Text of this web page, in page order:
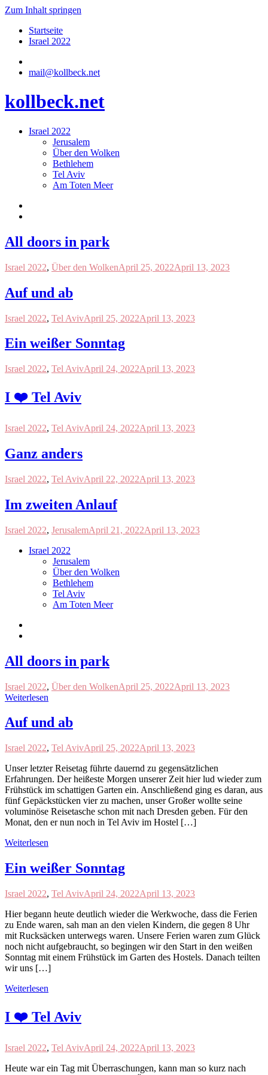
Zum Inhalt springen
Startseite
Israel 2022
mail@kollbeck.net
kollbeck.net
Israel 2022
Jerusalem
Über den Wolken
Bethlehem
Tel Aviv
Am Toten Meer
All doors in park
Israel 2022, Über den WolkenApril 25, 2022April 13, 2023
Auf und ab
Israel 2022, Tel AvivApril 25, 2022April 13, 2023
Ein weißer Sonntag
Israel 2022, Tel AvivApril 24, 2022April 13, 2023
I ❤️ Tel Aviv
Israel 2022, Tel AvivApril 24, 2022April 13, 2023
Ganz anders
Israel 2022, Tel AvivApril 22, 2022April 13, 2023
Im zweiten Anlauf
Israel 2022, JerusalemApril 21, 2022April 13, 2023
Israel 2022
Jerusalem
Über den Wolken
Bethlehem
Tel Aviv
Am Toten Meer
All doors in park
Israel 2022, Über den WolkenApril 25, 2022April 13, 2023
Weiterlesen
Auf und ab
Israel 2022, Tel AvivApril 25, 2022April 13, 2023
Unser letzter Reisetag führte dauernd zu gegensätzlichen
Erfahrungen. Der heißeste Morgen unserer Zeit hier lud wieder zum
Frühstück im schattigen Garten ein. Anschließend ging es daran, aus
fünf Gepäckstücken vier zu machen, unser Großer wollte seine
voluminöse Reisetasche schon mit nach Dresden geben. Für den
Monat, den er nun noch in Tel Aviv im Hostel […]
Weiterlesen
Ein weißer Sonntag
Israel 2022, Tel AvivApril 24, 2022April 13, 2023
Hier begann heute deutlich wieder die Werkwoche, dass die Ferien
zu Ende waren, sah man an den vielen Kindern, die gegen 8 Uhr
mit Rucksäcken unterwegs waren. Unsere Ferien waren zum Glück
noch nicht aufgebraucht, so begingen wir den Start in den weißen
Sonntag mit einem Frühstück im Garten des Hostels. Danach teilten
wir uns […]
Weiterlesen
I ❤️ Tel Aviv
Israel 2022, Tel AvivApril 24, 2022April 13, 2023
Heute war ein Tag mit Überraschungen, kann man so kurz nach